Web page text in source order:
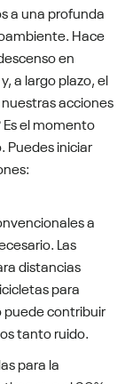
a una profunda
Hace
en
a largo plazo, el
acciones
el momento
Puedes iniciar
a
Las
distancias
para
contribuir
tanto ruido.
para la